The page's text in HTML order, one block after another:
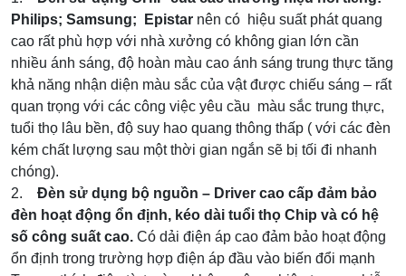
Philips; Samsung; Epistar nên có hiệu suất phát quang
cao rất phù hợp với nhà xưởng có không gian lớn cần
nhiều ánh sáng, độ hoàn màu cao ánh sáng trung thực tăng
khả năng nhận diện màu sắc của vật được chiếu sáng – rất
quan trọng với các công việc yêu cầu màu sắc trung thực,
tuổi thọ lâu bền, độ suy hao quang thông thấp ( với các đèn
kém chất lượng sau một thời gian ngắn sẽ bị tối đi nhanh
chóng).
2. Đèn sử dụng bộ nguồn – Driver cao cấp đảm bảo
đèn hoạt động ổn định, kéo dài tuổi thọ Chip và có hệ
số công suất cao. Có dải điện áp cao đảm bảo hoạt động
ổn định trong trường hợp điện áp đầu vào biến đổi mạnh